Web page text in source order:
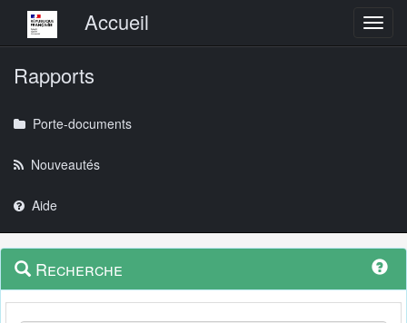
Menu principalAccueil
Rapports
Porte-documents
Nouveautés
Aide
Navigation
outils
Menu
contextuel
Recherche